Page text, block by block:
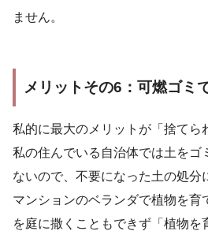
ません。
メリットその6：可燃ゴミ
私的に最大のメリットが「捨てら
私の住んでいる自治体では土をゴ
ないので、不要になった土の処分
マンションのベランダで植物を育
を庭に撒くこともできず「植物を